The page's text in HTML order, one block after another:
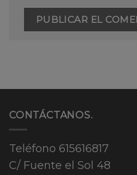
CONTÁCTANOS.
Teléfono 615616817
C/ Fuente el Sol 48